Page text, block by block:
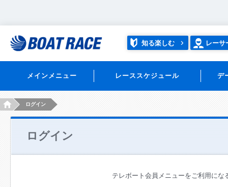
知る楽しむ レーサ
メインメニュー レーススケジュール デ
HOMEログイン
ログイン
テレボート会員メニューをご利用にな